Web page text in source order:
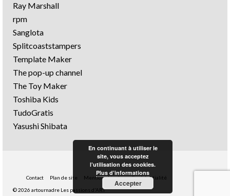
Ray Marshall
rpm
Sanglota
Splitcoaststampers
Template Maker
The pop-up channel
The Toy Maker
Toshiba Kids
TudoGratis
Yasushi Shibata
Contact Plan de site Mentions légales
Confidentialité
© 2026 artournadre Les passions d'ART
En continuant à utiliser le
site, vous acceptez
l’utilisation des cookies.
Plus d’informations
Accepter